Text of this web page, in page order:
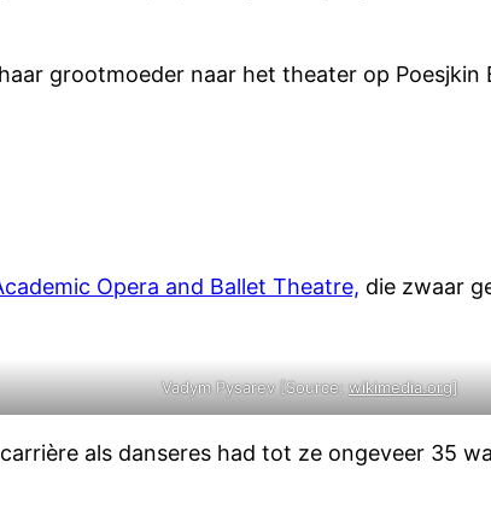
grootmoeder naar het theater op Poesjkin
Opera and Ballet Theatre, die zwaar
Vadym Pysarev [Source: wikimedia.org]
als danseres had tot ze ongeveer 35